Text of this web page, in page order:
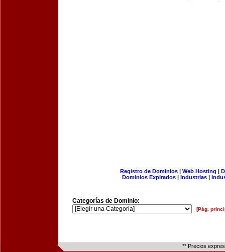
Registro de Dominios| Web Hosting |
Dominios Expirados | Industrias |
Categorías de Dominio:
[Pág.
** Precios